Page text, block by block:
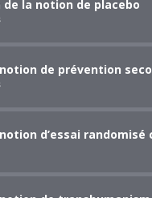
la notion de placebo
de prévention
d’essai randomisé